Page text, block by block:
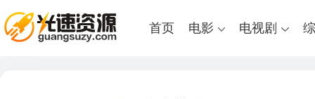
首页 电影 电视剧